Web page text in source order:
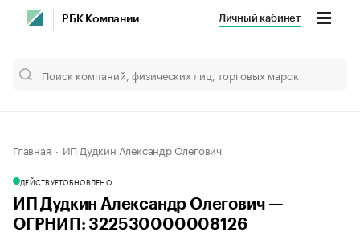
РБК Компании Личный кабинет
Главная ИП Дудкин Александр Олегович
ДЕЙСТВУЕТОБНОВЛЕНО
ИП Дудкин Александр Олегович —
ОГРНИП: 322530000008126